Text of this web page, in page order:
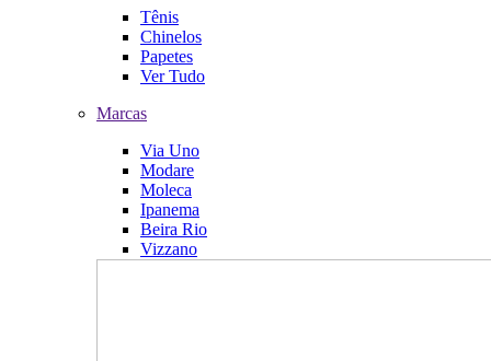
Tênis
Chinelos
Papetes
Ver Tudo
Marcas
Via Uno
Modare
Moleca
Ipanema
Beira Rio
Vizzano